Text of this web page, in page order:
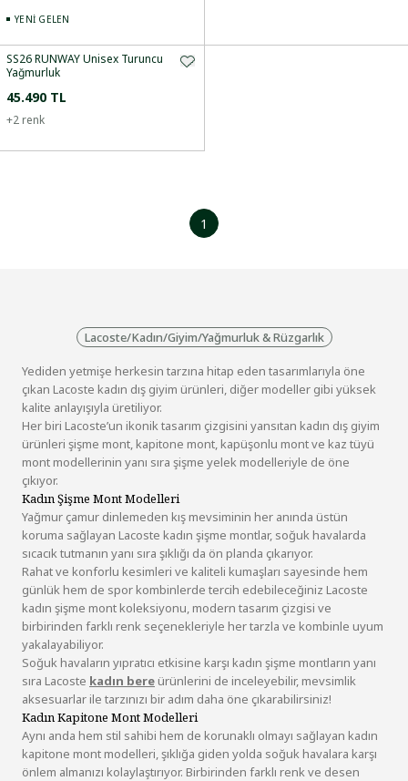
YENI GELEN
SS26 RUNWAY Unisex Turuncu
Yağmurluk
45.490 TL
+2 renk
1
Lacoste/Kadın/Giyim/Yağmurluk & Rüzgarlık
Yediden yetmişe herkesin tarzına hitap eden tasarımlarıyla öne
çıkan Lacoste kadın dış giyim ürünleri, diğer modeller gibi yüksek
kalite anlayışıyla üretiliyor.
Her biri Lacoste’un ikonik tasarım çizgisini yansıtan kadın dış giyim
ürünleri şişme mont, kapitone mont, kapüşonlu mont ve kaz tüyü
mont modellerinin yanı sıra şişme yelek modelleriyle de öne
çıkıyor.
Kadın Şişme Mont Modelleri
Yağmur çamur dinlemeden kış mevsiminin her anında üstün
koruma sağlayan Lacoste kadın şişme montlar, soğuk havalarda
sıcacık tutmanın yanı sıra şıklığı da ön planda çıkarıyor.
Rahat ve konforlu kesimleri ve kaliteli kumaşları sayesinde hem
günlük hem de spor kombinlerde tercih edebileceğiniz Lacoste
kadın şişme mont koleksiyonu, modern tasarım çizgisi ve
birbirinden farklı renk seçenekleriyle her tarzla ve kombinle uyum
yakalayabiliyor.
Soğuk havaların yıpratıcı etkisine karşı kadın şişme montların yanı
sıra Lacoste kadın bereürünlerini de inceleyebilir, mevsimlik
aksesuarlar ile tarzınızı bir adım daha öne çıkarabilirsiniz!
Kadın Kapitone Mont Modelleri
Aynı anda hem stil sahibi hem de korunaklı olmayı sağlayan kadın
kapitone mont modelleri, şıklığa giden yolda soğuk havalara karşı
önlem almanızı kolaylaştırıyor. Birbirinden farklı renk ve desen